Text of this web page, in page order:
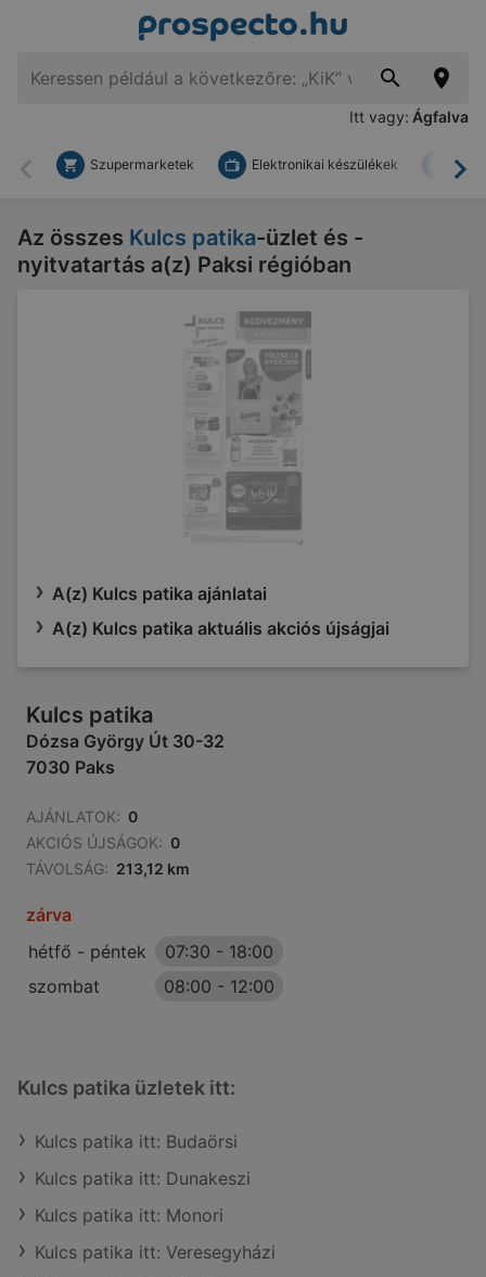
Itt vagy: Ágfalva
Vissza
Szupermarketek Elektronikai készülékek
Az összes Kulcs patika-üzlet és -
nyitvatartás a(z) Paksi régióban
A(z) Kulcs patika ajánlatai
A(z) Kulcs patika aktuális akciós újságjai
Kulcs patika
Dózsa György Út 30-32
7030 Paks
AJÁNLATOK: 0
AKCIÓS ÚJSÁGOK: 0
TÁVOLSÁG: 213,12 km
zárva
hétfő - péntek
07:30 - 18:00
szombat
08:00 - 12:00
Kulcs patika üzletek itt:
Kulcs patika itt: Budaörsi
Kulcs patika itt: Dunakeszi
Kulcs patika itt: Monori
Kulcs patika itt: Veresegyházi